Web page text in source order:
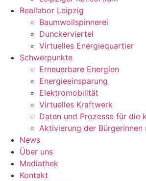
Reallabor Leipzig
Baumwollspinnerei
Dunckerviertel
Virtuelles Energiequartier
Schwerpunkte
Erneuerbare Energien
Energieeinsparung
Elektromobilität
Virtuelles Kraftwerk
Daten und Prozesse für die
Aktivierung der Bürgerinnen
News
Über uns
Mediathek
Kontakt